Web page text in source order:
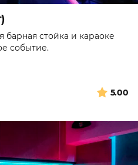
стойка и караоке
событие.
5.00